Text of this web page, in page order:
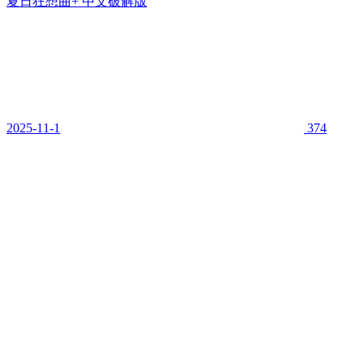
2025-11-1 374